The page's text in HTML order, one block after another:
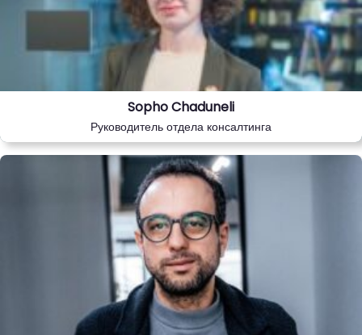
Sopho Chaduneli
Руководитель отдела консалтинга